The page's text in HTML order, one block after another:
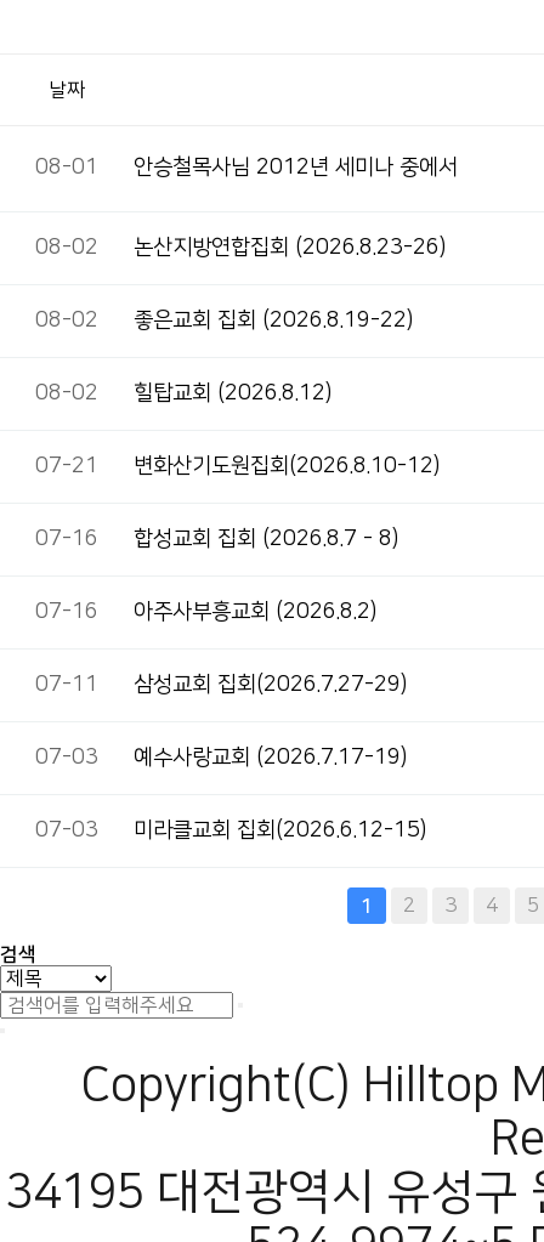
날짜
08-01 안승철목사님 2012년 세미나 중에서
08-02 논산지방연합집회 (2026.8.23-26)
08-02 좋은교회 집회 (2026.8.19-22)
08-02 힐탑교회 (2026.8.12)
07-21 변화산기도원집회(2026.8.10-12)
07-16 합성교회 집회 (2026.8.7 - 8)
07-16 아주사부흥교회 (2026.8.2)
07-11 삼성교회 집회(2026.7.27-29)
07-03 예수사랑교회 (2026.7.17-19)
07-03 미라클교회 집회(2026.6.12-15)
1 2 3 4 5
검색
Copyright(C) Hilltop
34195 대전광역시 유성구